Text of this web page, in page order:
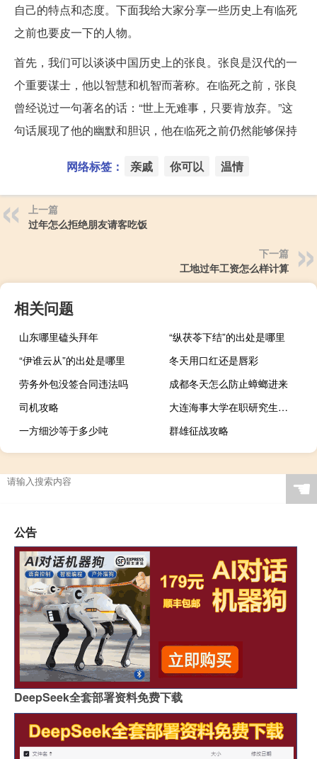
自己的特点和态度。下面我给大家分享一些历史上有临死
之前也要皮一下的人物。
首先，我们可以谈谈中国历史上的张良。张良是汉代的一
个重要谋士，他以智慧和机智而著称。在临死之前，张良
曾经说过一句著名的话：“世上无难事，只要肯放弃。”这
句话展现了他的幽默和胆识，他在临死之前仍然能够保持
网络标签： 亲戚 你可以 温情
上一篇
过年怎么拒绝朋友请客吃饭
下一篇
工地过年工资怎么样计算
相关问题
山东哪里磕头拜年
“纵茯苓下结”的出处是哪里
“伊谁云从”的出处是哪里
冬天用口红还是唇彩
劳务外包没签合同违法吗
成都冬天怎么防止蟑螂进来
司机攻略
大连海事大学在职研究生的报考条件
一方细沙等于多少吨
群雄征战攻略
☚
公告
DeepSeek全套部署资料免费下载